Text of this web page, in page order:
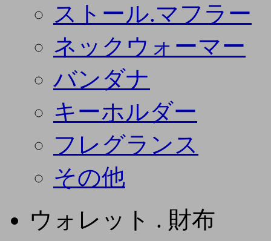
ストール.マフラー
ネックウォーマー
バンダナ
キーホルダー
フレグランス
その他
ウォレット . 財布